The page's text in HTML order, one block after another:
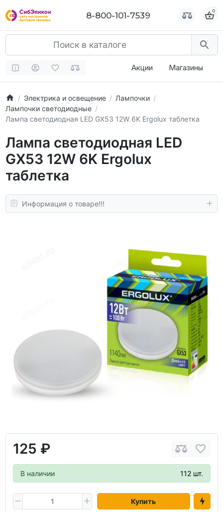
8-800-101-7539 0
Акции Магазины
Электрика и освещение
Лампочки
Лампочки светодиодные
Лампа светодиодная LED GX53 12W 6K Ergolux таблетка
Лампа светодиодная LED
GX53 12W 6K Ergolux
таблетка
Информация о товаре!!!
125 ₽
В наличии 112 шт.
Купить
8-800-101-7539 0